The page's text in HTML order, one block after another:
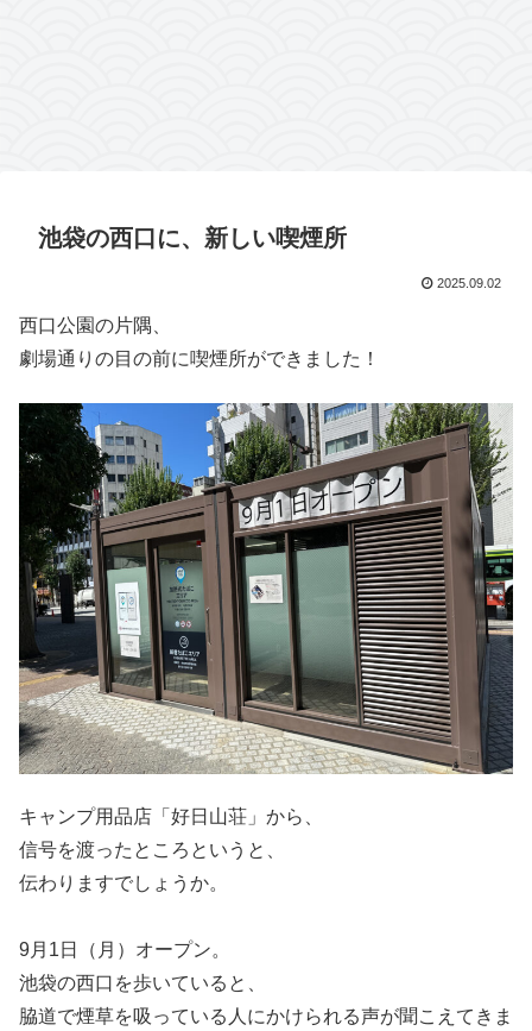
池袋の西口に、新しい喫煙所
2025.09.02
西口公園の片隅、
劇場通りの目の前に喫煙所ができました！
キャンプ用品店「好日山荘」から、
信号を渡ったところというと、
伝わりますでしょうか。
9月1日（月）オープン。
池袋の西口を歩いていると、
脇道で煙草を吸っている人にかけられる声が聞こえてきま